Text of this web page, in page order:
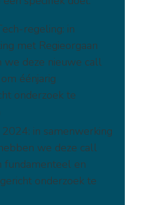
regeling: in
met Regieorgaan
we deze nieuwe call
éénjarig
onderzoek te
in samenwerking
we deze call
fundamenteel en
onderzoek te